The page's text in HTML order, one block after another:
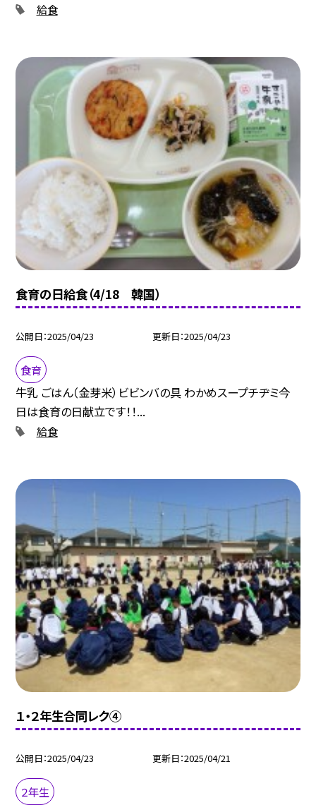
給食
食育の日給食（4/18 韓国）
公開日 2025/04/23 更新日 2025/04/23
食育
牛乳 ごはん（金芽米）ビビンバの具 わかめスープチヂミ今
日は食育の日献立です！！...
給食
１・２年生合同レク④
公開日 2025/04/23 更新日 2025/04/21
２年生